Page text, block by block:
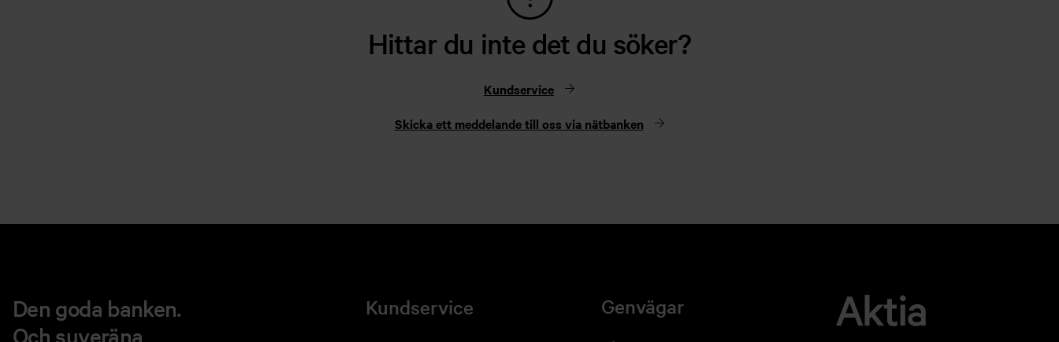
Hittar du inte det du söker?
Kundservice
Skicka ett meddelande till oss via nätbanken
Den goda banken.
Och suveräna
Kundservice Genvägar